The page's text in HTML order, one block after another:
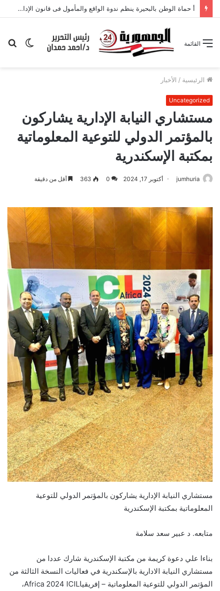
أ حماة الوطن بالبحيرة ينظم ندوة الواقع والمأمول فى قانون الإدارة المحلية
الوضع
القائمة
الرئيسية / الأخبار
Uncategorized
مستشاري النيابة الإدارية يشاركون
بالمؤتمر الدولي للتوعية المعلوماتية
بمكتبة الإسكندرية
jumhuria أكتوبر 17, 2024 0
363 أقل من دقيقة
مستشاري النيابة الإدارية يشاركون بالمؤتمر الدولي للتوعية
المعلوماتية بمكتبة الإسكندرية
متابعه. د عبير سعد سلامة
بناءا علي دعوة كريمة من مكتبة الإسكندرية شارك عددا من
مستشاري النيابة الادارية بالإسكندرية في فعاليات النسخة الثالثة من
المؤتمر الدولي للتوعية المعلوماتية – إفريقياAfrica 2024 ICIL،